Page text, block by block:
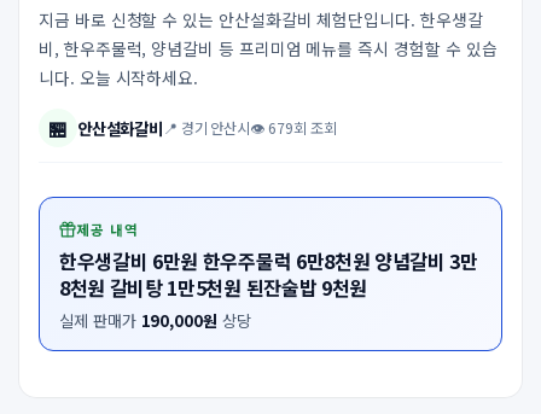
지금 바로 신청할 수 있는 안산설화갈비 체험단입니다. 한우생갈
비, 한우주물럭, 양념갈비 등 프리미엄 메뉴를 즉시 경험할 수 있습
니다. 오늘 시작하세요.
🏪 안산설화갈비📍 경기 안산시👁 679회 조회
제공 내역
한우생갈비 6만원 한우주물럭 6만8천원 양념갈비 3만
8천원 갈비탕 1만5천원 된잔술밥 9천원
실제 판매가 190,000원 상당